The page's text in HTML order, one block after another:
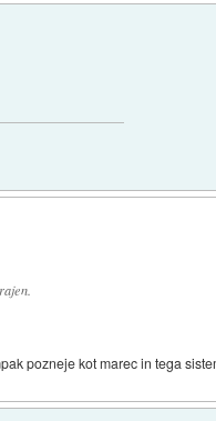
pozneje kot marec in tega